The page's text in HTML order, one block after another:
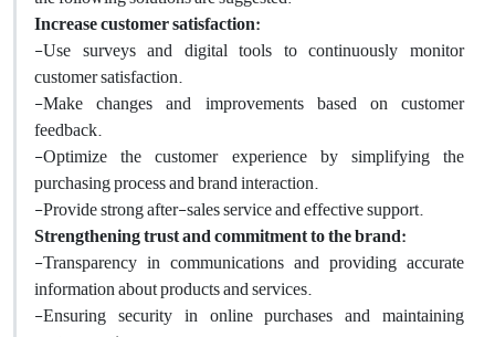
Increase customer satisfaction:
-Use surveys and digital tools to continuously monitor
customer satisfaction.
-Make changes and improvements based on customer
feedback.
-Optimize the customer experience by simplifying the
purchasing process and brand interaction.
-Provide strong after-sales service and effective support.
Strengthening trust and commitment to the brand:
-Transparency in communications and providing accurate
information about products and services.
-Ensuring security in online purchases and maintaining